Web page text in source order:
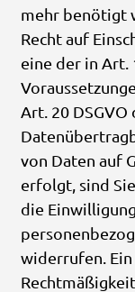
mehr benötigt
Recht auf
eine der in Art.
Art. 20 DSGVO
von Daten auf
erfolgt, sind
die
widerrufen.